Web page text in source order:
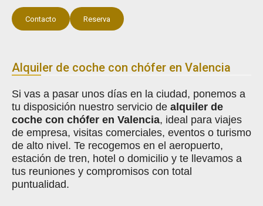
Contacto Reserva
Alquiler de coche con chófer en Valencia
Si vas a pasar unos días en la ciudad, ponemos a
tu disposición nuestro servicio de alquiler de
coche con chófer en Valencia, ideal para viajes
de empresa, visitas comerciales, eventos o turismo
de alto nivel. Te recogemos en el aeropuerto,
estación de tren, hotel o domicilio y te llevamos a
tus reuniones y compromisos con total
puntualidad.